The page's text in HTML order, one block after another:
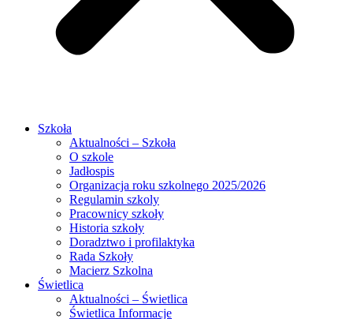
Szkoła
Aktualności – Szkoła
O szkole
Jadłospis
Organizacja roku szkolnego 2025/2026
Regulamin szkoly
Pracownicy szkoły
Historia szkoły
Doradztwo i profilaktyka
Rada Szkoły
Macierz Szkolna
Świetlica
Aktualności – Świetlica
Świetlica Informacje